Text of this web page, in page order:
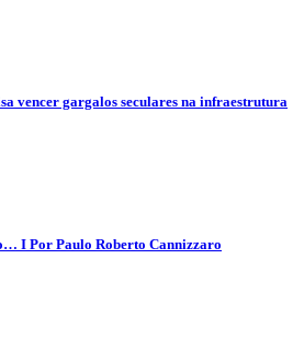
vencer gargalos seculares na infraestrutura
I Por Paulo Roberto Cannizzaro